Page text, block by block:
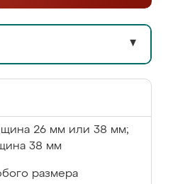
▼
26 мм или 38 мм;
38 мм
размера